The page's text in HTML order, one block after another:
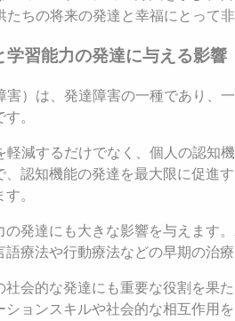
ちの将来の発達と幸福にとって非
習能力の発達に与える影響
害）は、発達障害の一種であり、
。
減するだけでなく、個人の認知
認知機能の発達を最大限に促進
。
の発達にも大きな影響を与えます
療法や行動療法などの早期の治
社会的な発達にも重要な役割を果
ョンスキルや社会的な相互作用